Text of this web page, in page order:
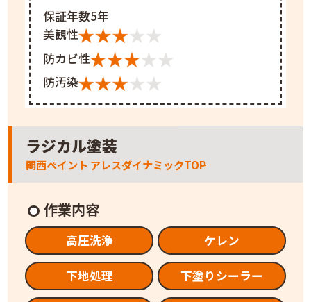
保証年数5年
美観性
防カビ性
防汚染
ラジカル塗装
関西ペイント アレスダイナミックTOP
作業内容
高圧洗浄 ケレン
下地処理 下塗りシーラー